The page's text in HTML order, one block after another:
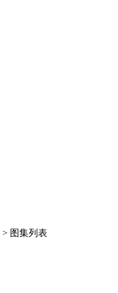
> 图集列表